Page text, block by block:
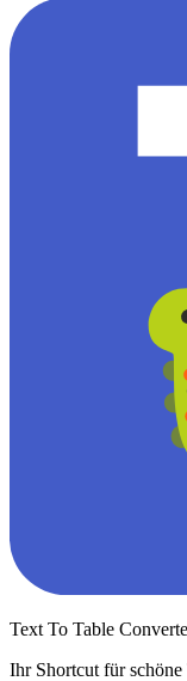
Text To Table
Ihr Shortcut für